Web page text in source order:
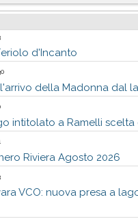
d'Incanto
della Madonna dal
intitolato a Ramelli scelta
Riviera Agosto 2026
VCO: nuova presa a